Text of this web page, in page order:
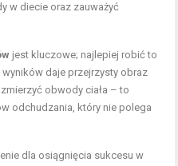
w diecie oraz zauważyć
jest kluczowe; najlepiej robić to
daje przejrzysty obraz
obwody ciała – to
odchudzania, który nie polega
dla osiągnięcia sukcesu w